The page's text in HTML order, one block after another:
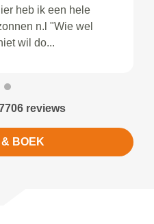
heb ik een hele
n.l "Wie wel
wil do...
reviews
BOEK